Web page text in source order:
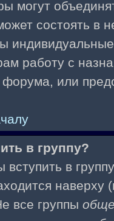
могут
состоять в
работу с
или
в группу?
вступить в
все группы